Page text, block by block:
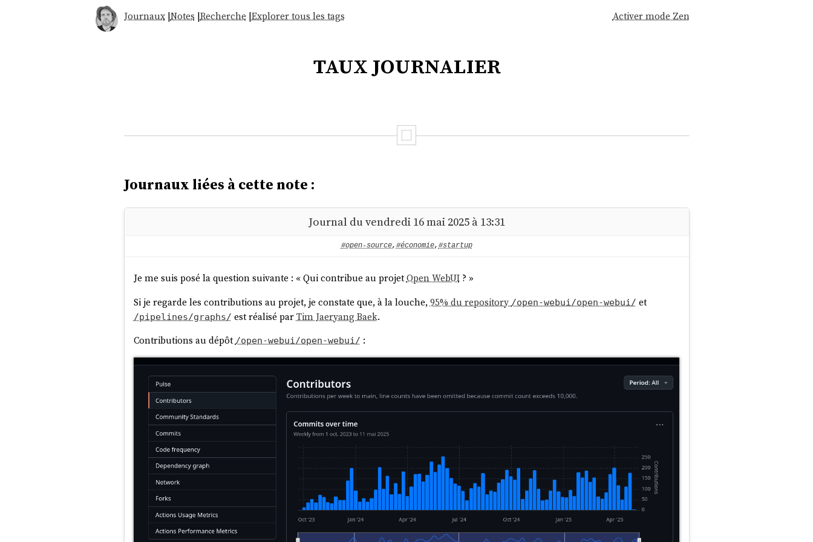
Journaux|Notes |Recherche |Explorer tous les tags Activer mode Zen
taux journalier
Journaux liées à cette note :
Journal du vendredi 16 mai 2025 à 13:31
#open-source,#économie, #startup
Je me suis posé la question suivante : « Qui contribue au projetOpen WebUI? »
Si je regarde les contributions au projet, je constate que, à la louche, 95% du repository /open-webui/open-webui/ et
/pipelines/graphs/ est réalisé parTim Jaeryang Baek.
Contributions au dépôt /open-webui/open-webui/ :